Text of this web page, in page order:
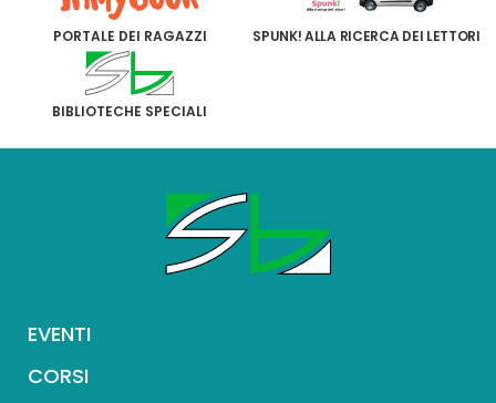
PORTALE DEI RAGAZZI SPUNK! ALLA RICERCA DEI LETTORI
BIBLIOTECHE SPECIALI
EVENTI
CORSI